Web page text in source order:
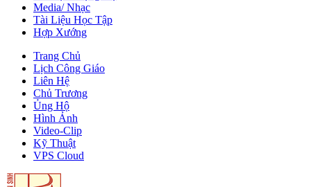
Media/ Nhạc
Tài Liệu Học Tập
Hợp Xướng
Trang Chủ
Lịch Công Giáo
Liên Hệ
Chủ Trương
Ủng Hộ
Hình Ảnh
Video-Clip
Kỹ Thuật
VPS Cloud